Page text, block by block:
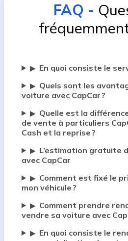
FAQ -
▶ En quoi consiste le
▶ Quels sont les
voiture avec CapCar ?
▶ Quelle est la
de vente à particuliers
Cash et la reprise ?
▶ L’estimation gratuite
avec CapCar
▶ Comment est fixé le
mon véhicule ?
▶ Comment prendre
vendre sa voiture avec
▶ En quoi consiste le